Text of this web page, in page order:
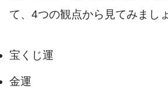
て、4つの観点から見てみましょ
宝くじ運
金運